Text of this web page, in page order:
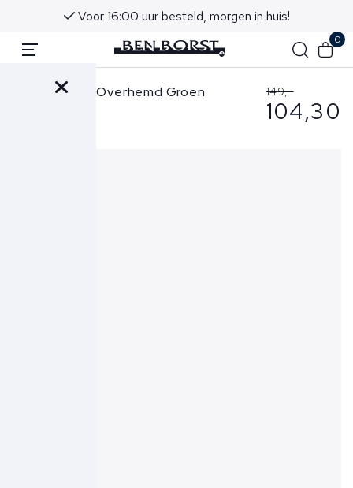
Voor 16:00 uur besteld, morgen in huis!
0
Ralph Lauren Overhemd Groen 149,-
104,30